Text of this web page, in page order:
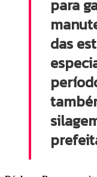
para
das